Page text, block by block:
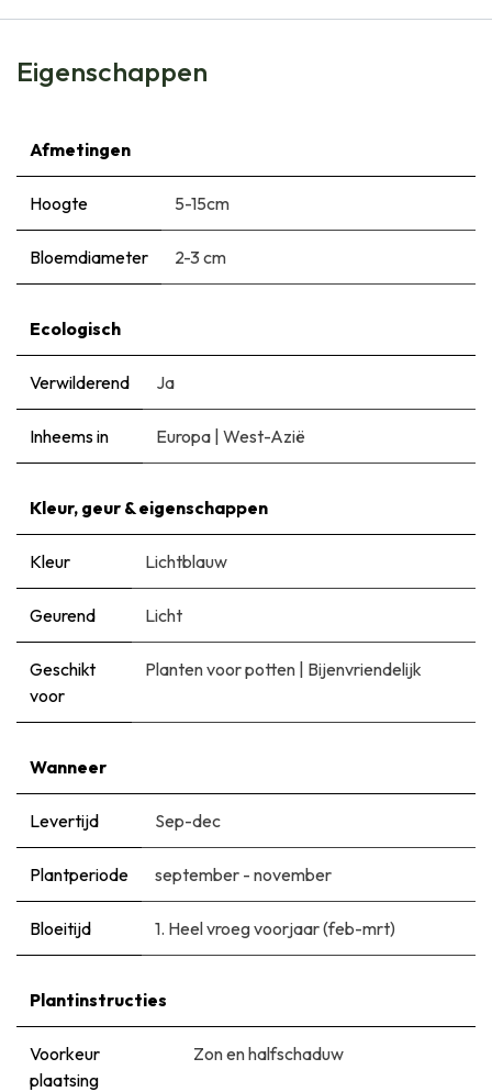
Eigenschappen
Afmetingen
Hoogte 5-15cm
Bloemdiameter 2-3 cm
Ecologisch
Verwilderend Ja
Inheems in Europa | West-Azië
Kleur, geur & eigenschappen
Kleur Lichtblauw
Geurend Licht
Geschikt
voor
Planten voor potten | Bijenvriendelijk
Wanneer
Levertijd Sep-dec
Plantperiode september - november
Bloeitijd 1. Heel vroeg voorjaar (feb-mrt)
Plantinstructies
Voorkeur
plaatsing
Zon en halfschaduw